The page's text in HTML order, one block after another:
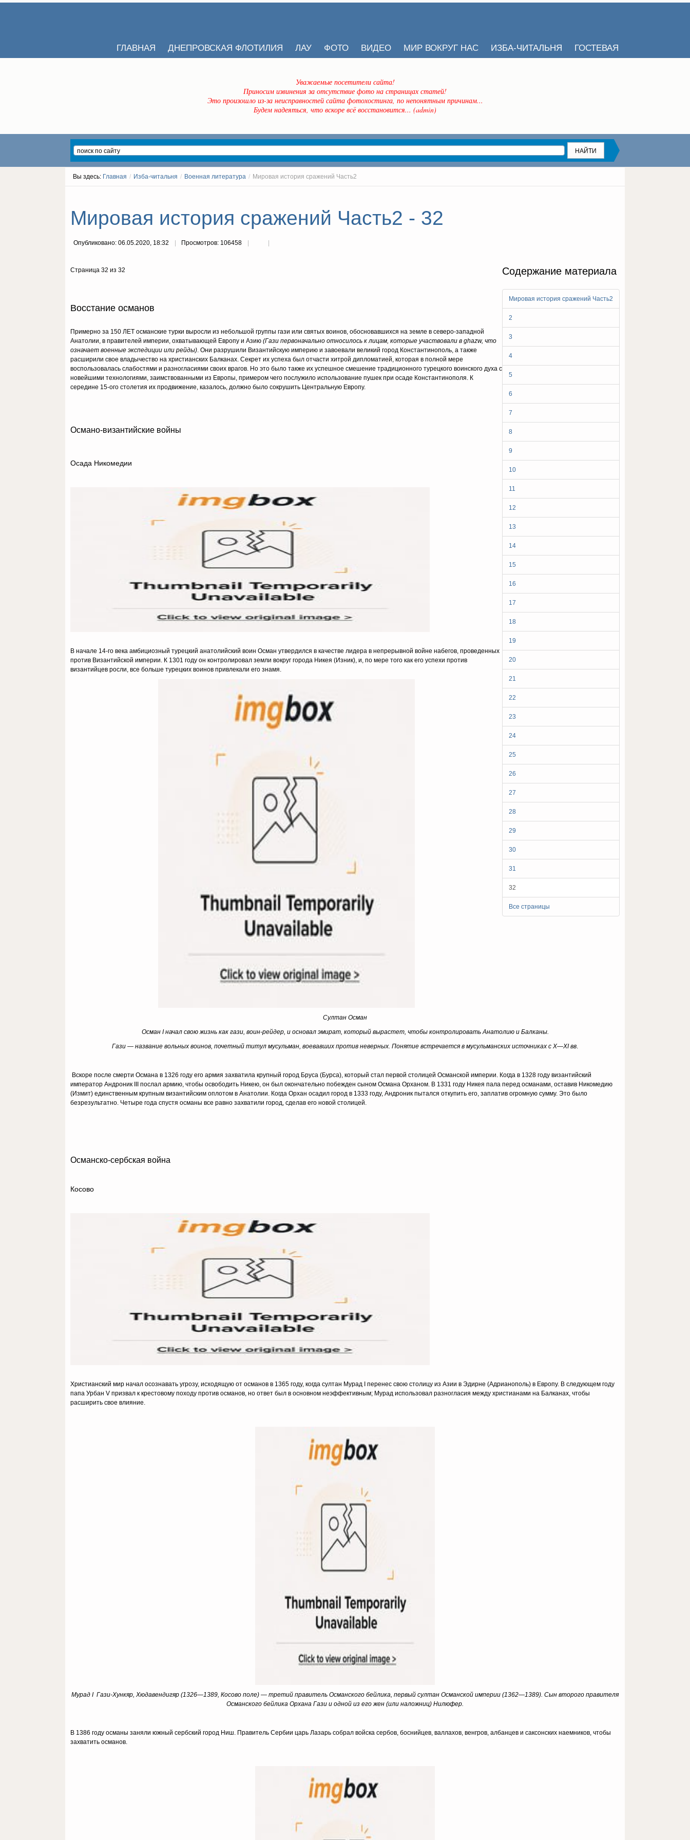
ГЛАВНАЯ ДНЕПРОВСКАЯ ФЛОТИЛИЯ ЛАУ ФОТО ВИДЕО МИР ВОКРУГ НАС ИЗБА-ЧИТАЛЬНЯ ГОСТЕВАЯ
Уважаемые посетители сайта!
Приносим извинения за отсутствие фото на страницах статей!
Это произошло из-за неисправностей сайта фотохостинга, по непонятным причинам...
Будем надеяться, что вскоре всё восстановится... (admin)
Вы здесь: Главная / Изба-читальня / Военная литература / Мировая история сражений Часть2
Мировая история сражений Часть2 - 32
Опубликовано: 06.05.2020, 18:32 Просмотров: 106458
Содержание материала
Мировая история сражений Часть2
2
3
4
5
6
7
8
9
10
11
12
13
14
15
16
17
18
19
20
21
22
23
24
25
26
27
28
29
30
31
32
Все страницы
Страница 32 из 32
Восстание османов
Примерно за 150 ЛЕТ османские турки выросли из небольшой группы гази или святых воинов, обосновавшихся на земле в северо-западной
Анатолии, в правителей империи, охватывающей Европу и Азию (Гази первоначально относилось к лицам, которые участвовали в ghazw, что
означает военные экспедиции или рейды). Они разрушили Византийскую империю и завоевали великий город Константинополь, а также
расширили свое владычество на христианских Балканах. Секрет их успеха был отчасти хитрой дипломатией, которая в полной мере
воспользовалась слабостями и разногласиями своих врагов. Но это было также их успешное смешение традиционного турецкого воинского духа с
новейшими технологиями, заимствованными из Европы, примером чего послужило использование пушек при осаде Константинополя. К
середине 15-ого столетия их продвижение, казалось, должно было сокрушить Центральную Европу.
Османо-византийские войны
Осада Никомедии
В начале 14-го века амбициозный турецкий анатолийский воин Осман утвердился в качестве лидера в непрерывной войне набегов, проведенных
против Византийской империи. К 1301 году он контролировал земли вокруг города Никея (Изник), и, по мере того как его успехи против
византийцев росли, все больше турецких воинов привлекали его знамя.
Султан Осман
Осман I начал свою жизнь как гази, воин-рейдер, и основал эмират, который вырастет, чтобы контролировать Анатолию и Балканы.
Гази — название вольных воинов, почетный титул мусульман, воевавших против неверных. Понятие встречается в мусульманских источниках с X—XI вв.
Вскоре после смерти Османа в 1326 году его армия захватила крупный город Бруса (Бурса), который стал первой столицей Османской империи. Когда в 1328 году византийский
император Андроник III послал армию, чтобы освободить Никею, он был окончательно побежден сыном Османа Орханом. В 1331 году Никея пала перед османами, оставив Никомедию
(Измит) единственным крупным византийским оплотом в Анатолии. Когда Орхан осадил город в 1333 году, Андроник пытался откупить его, заплатив огромную сумму. Это было
безрезультатно. Четыре года спустя османы все равно захватили город, сделав его новой столицей.
Османско-сербская война
Косово
Христианский мир начал осознавать угрозу, исходящую от османов в 1365 году, когда султан Мурад I перенес свою столицу из Азии в Эдирне (Адрианополь) в Европу. В следующем году
папа Урбан V призвал к крестовому походу против османов, но ответ был в основном неэффективным; Мурад использовал разногласия между христианами на Балканах, чтобы
расширить свое влияние.
Мурад I Гази-Хункяр, Хюдавендигяр (1326—1389, Косово поле) — третий правитель Османского бейлика, первый султан Османской империи (1362—1389). Сын второго правителя
Османского бейлика Орхана Гази и одной из его жен (или наложниц) Нилюфер.
В 1386 году османы заняли южный сербский город Ниш. Правитель Сербии царь Лазарь собрал войска сербов, боснийцев, валлахов, венгров, албанцев и саксонских наемников, чтобы
захватить османов.